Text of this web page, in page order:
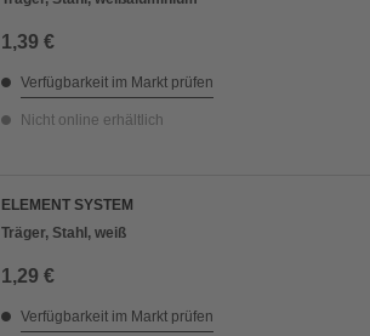
1,39 €
Verfügbarkeit im Markt prüfen
Nicht online erhältlich
ELEMENT SYSTEM
Träger, Stahl, weiß
1,29 €
Verfügbarkeit im Markt prüfen